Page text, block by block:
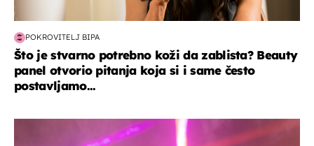
POKROVITELJ BIPA
Što je stvarno potrebno koži da zablista? Beauty
panel otvorio pitanja koja si i same često
postavljamo...